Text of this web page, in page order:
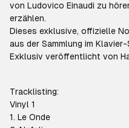
von Ludovico Einaudi zu
erzählen.
Dieses exklusive, offizielle
aus der Sammlung im
Exklusiv veröffentlicht von
Tracklisting:
Vinyl 1
1. Le Onde